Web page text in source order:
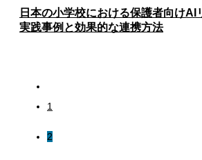
日本の小学校における保護者向けAI
実践事例と効果的な連携方法
1
2